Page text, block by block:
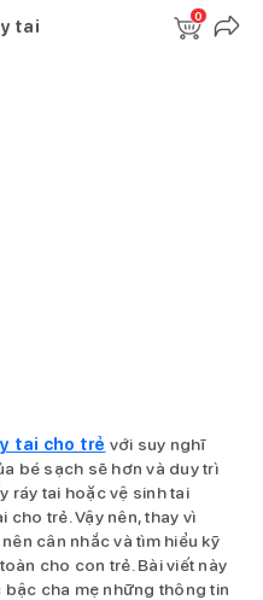
tai
0
tai cho trẻ với suy nghĩ
bé sạch sẽ hơn và duy trì
ráy tai hoặc vệ sinh tai
trẻ. Vậy nên, thay vì
cân nhắc và tìm hiểu kỹ
cho con trẻ. Bài viết này
cha mẹ những thông tin